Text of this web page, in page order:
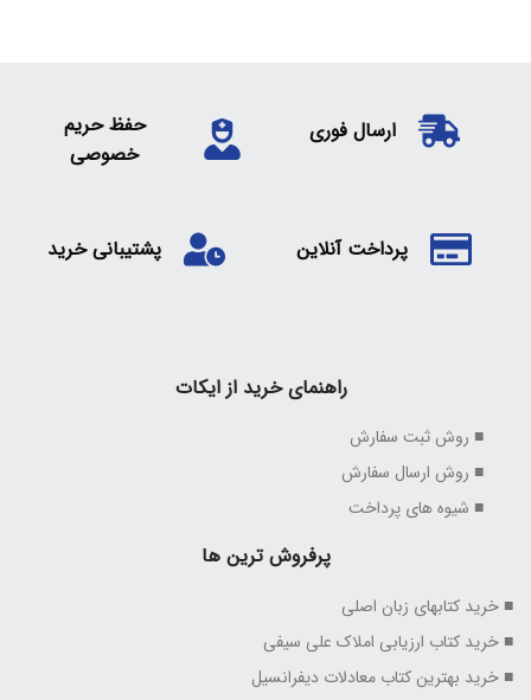
ارسال فوری
حفظ حریم
خصوصی
پرداخت آنلاین پشتیبانی خرید
راهنمای خرید از ایکات
■ روش ثبت سفارش
■ روش ارسال سفارش
■ شیوه های پرداخت
پرفروش ترین ها
■ خرید کتابهای زبان اصلی
■ خرید کتاب ارزیابی املاک علی سیفی
■ خرید بهترین کتاب معادلات دیفرانسیل